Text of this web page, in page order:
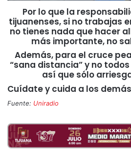
Por lo que la
tijuanenses, si no trabajas
no tienes nada que hacer
más importante, no
Además, para el cruce
“sana distancia” y no
así que sólo
Cuídate y cuida a los
Fuente: Uniradio